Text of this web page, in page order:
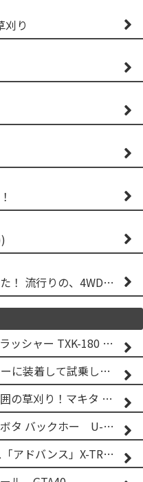
刈り
今日は、乗用草刈機の納品でした！ 流行りの、4WD！ #イセキアグリ #オーレック #四駆 #増税間近
石が一瞬で砕ける！ストーンクラッシャー TXK-180 実演
自動操舵CHCNAVをBFトラクターに装着して試乗してみた！！ CHCNAV NX610
押すだけカンタン！ラクに広範囲の草刈り！マキタ バッテリー式草刈り機 MUG001G 2
現場が、もっと楽しくなる！クボタ バックホー U-25-3A
STIHL フォレストリーハーネス「アドバンス」X-TREEm